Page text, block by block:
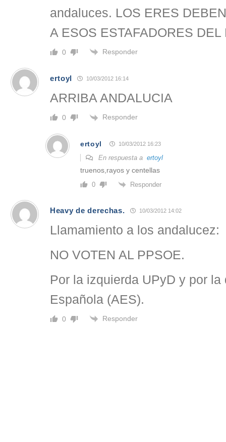
andaluces. LOS ERES
A ESOS ESTAFADORES DEL
0 Responder
ertoyl 10/03/2012 16:14
ARRIBA ANDALUCIA
0 Responder
ertoyl 10/03/2012 16:23
En respuesta a ertoyl
truenos,rayos y centellas
0 Responder
Heavy de derechas. 10/03/2012 14:02
Llamamiento a los andalucez:
NO VOTEN AL PPSOE.
Por la izquierda UPyD y por
Española (AES).
0 Responder